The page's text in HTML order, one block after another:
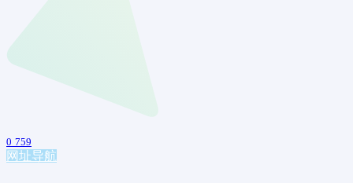
0 759
网址导航